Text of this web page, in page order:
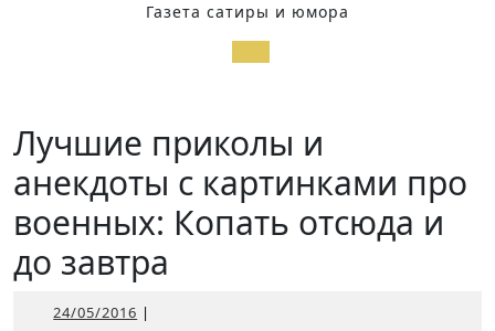
Газета сатиры и юмора
Открыть
Лучшие приколы и
анекдоты с картинками про
военных: Копать отсюда и
до завтра
24/05/2016 24/05/2016
|